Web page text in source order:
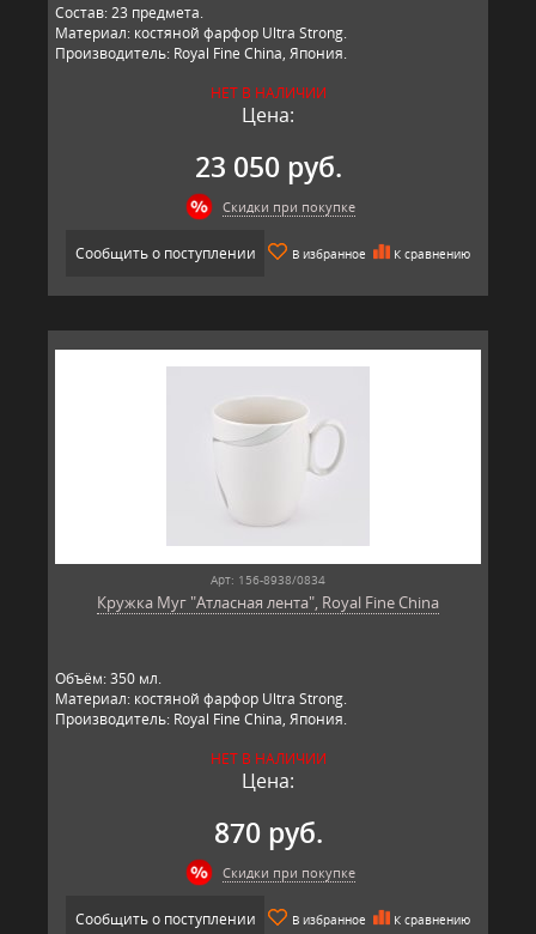
Состав: 23 предмета.
Материал: костяной фарфор Ultra Strong.
Производитель: Royal Fine China, Япония.
НЕТ В НАЛИЧИИ
Цена:
23 050 руб.
Скидки при покупке
Сообщить о поступлении В избранное К сравнению
Арт: 156-8938/0834
Кружка Муг "Атласная лента", Royal Fine China
Объём: 350 мл.
Материал: костяной фарфор Ultra Strong.
Производитель: Royal Fine China, Япония.
НЕТ В НАЛИЧИИ
Цена:
870 руб.
Скидки при покупке
Сообщить о поступлении В избранное К сравнению